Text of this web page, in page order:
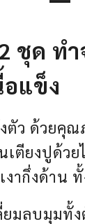
ชุด ท
แข็ง
ว ด้วยคุ
ยงปูด้วย
งากึ่งด้าน
ยมลบมุมทั้